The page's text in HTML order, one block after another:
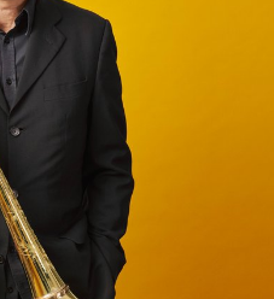
Stefan Schulz